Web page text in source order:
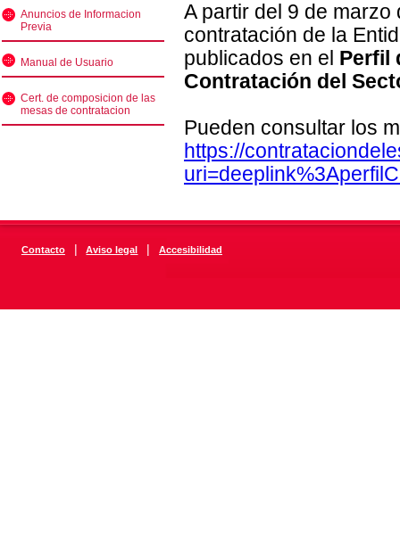
Anuncios de Informacion
Previa
Manual de Usuario
Cert. de composicion de las
mesas de contratacion
A partir del 9 de
contratación de la
publicados en el Perfil
Contratación del
Pueden consultar los
https://
Contacto | Aviso legal | Accesibilidad